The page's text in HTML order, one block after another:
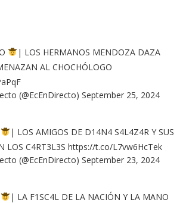
| LOS HERMANOS MENDOZA DAZA
AL CHOCHÓLOGO
(@EcEnDirecto) September 25, 2024
| LOS AMIGOS DE D14N4 S4L4Z4R Y SUS
LOS C4RT3L3S https://t.co/L7vw6HcTek
(@EcEnDirecto) September 23, 2024
| LA F1SC4L DE LA NACIÓN Y LA MANO